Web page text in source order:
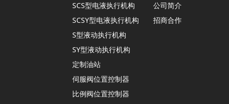
SCS型电液执行机构
SCSY型电液执行机构
S型液动执行机构
SY型液动执行机构
定制油站
伺服阀位置控制器
比例阀位置控制器
公司简介
招商合作